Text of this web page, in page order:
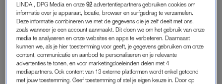
In augustus 2016 heeft Jan een ‘omslagdag’ en raakt hij van
de een op de andere dag in de war. “Hij werd acuut
opgenomen in het ziekenhuis en al snel moest hij naar
psychiatrie. We belandden in een traject om erachter te
komen wat er aan de hand was. Pas in 2019 werd de
diagnosefrontale temporale dementievastgesteld. We weten
dat het progressief is en dat hij dus steeds zieker wordt.”
LINDA., DPG Media en onze92 advertentiepartners gebruiken cookies om
informatie over je apparaat, locatie, browser en surfgedrag te verzamelen.
Deze informatie combineren we met de gegevens die je zelf deelt met ons,
zoals wanneer je een account aanmaakt. Dit doen we om het gebruik van onze
media te analyseren en onze websites en apps te verbeteren. Daarnaast
kunnen we, als je hier toestemming voor geeft, je gegevens gebruiken om onze
content, communicatie en aanbod te personaliseren en je relevante
advertenties te tonen, en voor marketingdoeleinden delen met 4
mediapartners. Ook content van 13 externe platformen wordt enkel getoond
met jouw toestemming. Geef toestemming of stel je eigen keuze in. Door op